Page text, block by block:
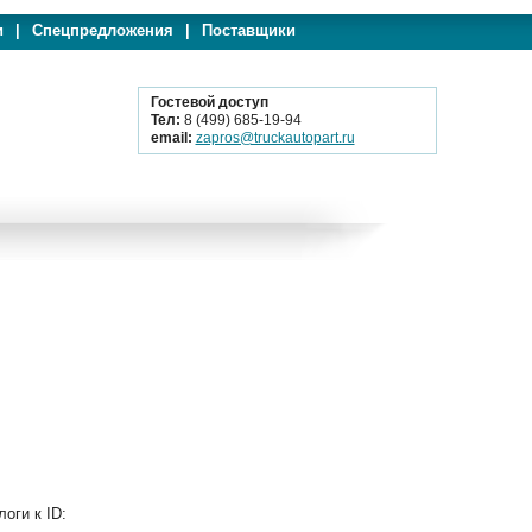
Спецпредложения Поставщики
Гостевой доступ
Тел: 8 (499) 685-19-94
email: zapros@truckautopart.ru
к ID: